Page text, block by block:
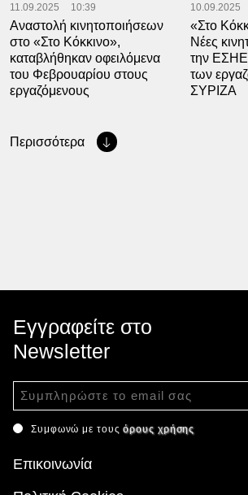
11.09.2025 10:39
Αναστολή κινητοποιήσεων
στο «Στο Κόκκινο»,
καταβλήθηκαν οφειλόμενα
του Φεβρουαρίου στους
εργαζόμενους
10.09.2025
«Στο
Νέες
την
των
ΣΥΡΙΖΑ
Περισσότερα
Εγγραφείτε στο
Newsletter
Συμφωνώ με τουςόρους χρήσης
Επικοινωνία